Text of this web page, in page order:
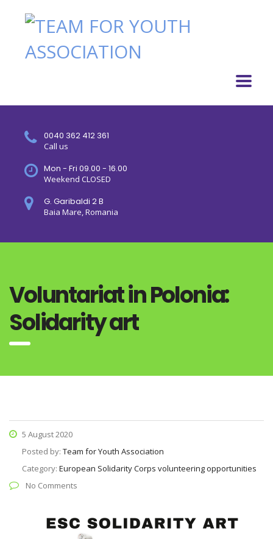
0040 362 412 361
Call us
Mon - Fri 09.00 - 16.00
Weekend CLOSED
G. Garibaldi 2 B
Baia Mare, Romania
Voluntariat in Polonia:
Solidarity art
5 August 2020
Posted by: Team for Youth Association
Category: European Solidarity Corps volunteering opportunities
No Comments